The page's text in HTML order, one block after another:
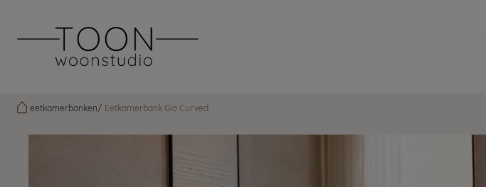
eetkamerbanken Eetkamerbank Gio Curved